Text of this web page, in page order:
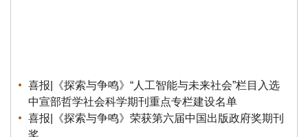
喜报|《探索与争鸣》“人工智能与未来社会”栏目入选
中宣部哲学社会科学期刊重点专栏建设名单
喜报|《探索与争鸣》荣获第六届中国出版政府奖期刊
奖